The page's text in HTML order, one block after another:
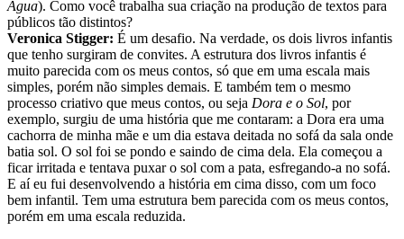
Água). Como você trabalha sua criação na produção de textos para
públicos tão distintos?
Veronica Stigger: É um desafio. Na verdade, os dois livros infantis
que tenho surgiram de convites. A estrutura dos livros infantis é
muito parecida com os meus contos, só que em uma escala mais
simples, porém não simples demais. E também tem o mesmo
processo criativo que meus contos, ou seja Dora e o Sol, por
exemplo, surgiu de uma história que me contaram: a Dora era uma
cachorra de minha mãe e um dia estava deitada no sofá da sala onde
batia sol. O sol foi se pondo e saindo de cima dela. Ela começou a
ficar irritada e tentava puxar o sol com a pata, esfregando-a no sofá.
E aí eu fui desenvolvendo a história em cima disso, com um foco
bem infantil. Tem uma estrutura bem parecida com os meus contos,
porém em uma escala reduzida.